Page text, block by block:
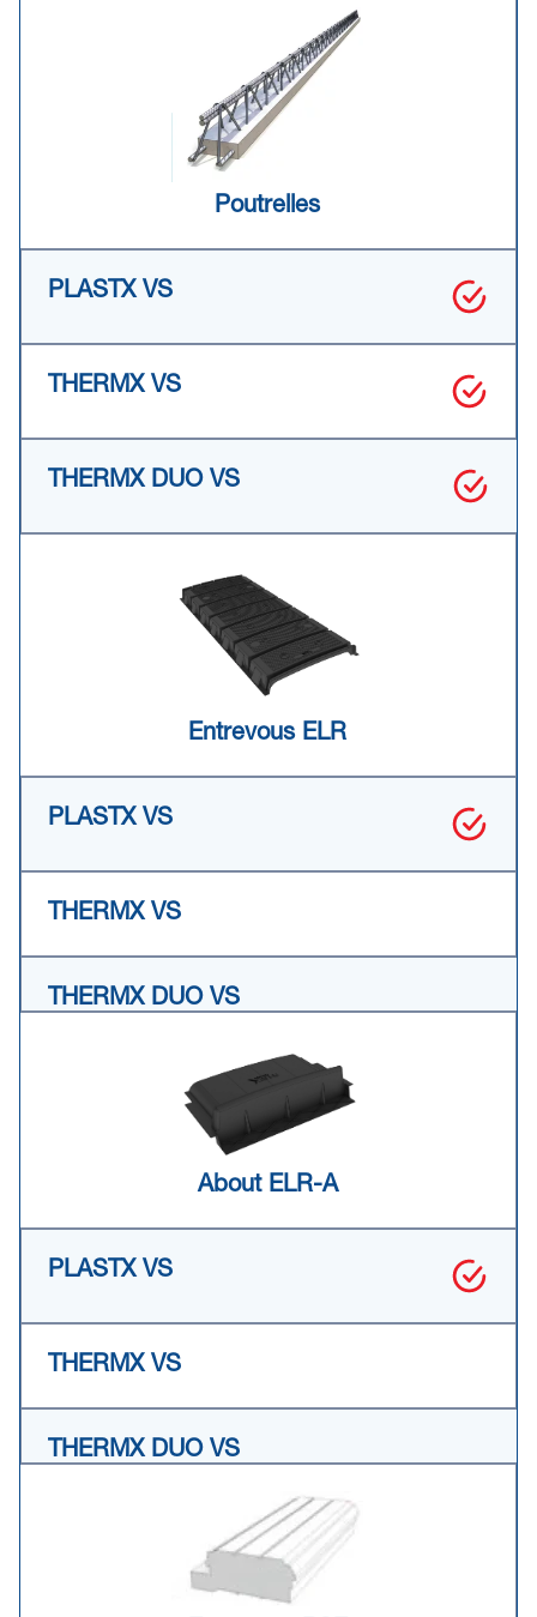
ThermX Duo VS
Poutrelles
Entrevous ELR
About ELR-A